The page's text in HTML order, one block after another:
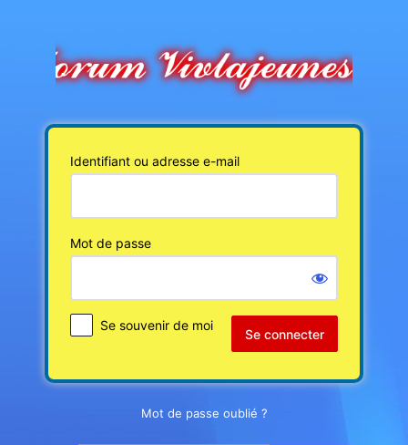
connecter
Identifiant ou adresse e-mail
Mot de passe
Se souvenir de moi
Mot de passe oublié ?